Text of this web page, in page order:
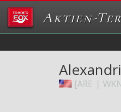
Aktien-
[ARE |